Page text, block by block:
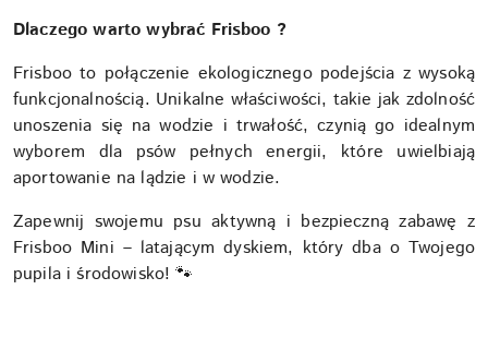
Dlaczego warto wybrać Frisboo ?
Frisboo to połączenie ekologicznego podejścia z wysoką
funkcjonalnością. Unikalne właściwości, takie jak zdolność
unoszenia się na wodzie i trwałość, czynią go idealnym
wyborem dla psów pełnych energii, które uwielbiają
aportowanie na lądzie i w wodzie.
Zapewnij swojemu psu aktywną i bezpieczną zabawę z
Frisboo Mini – latającym dyskiem, który dba o Twojego
pupila i środowisko! 🐾